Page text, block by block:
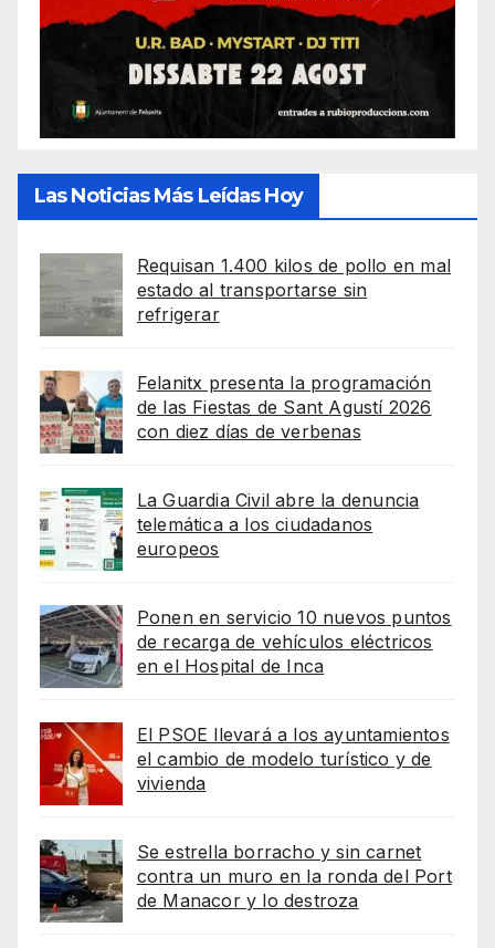
Las Noticias Más Leídas Hoy
Requisan 1.400 kilos de pollo en mal
estado al transportarse sin
refrigerar
Felanitx presenta la programación
de las Fiestas de Sant Agustí 2026
con diez días de verbenas
La Guardia Civil abre la denuncia
telemática a los ciudadanos
europeos
Ponen en servicio 10 nuevos puntos
de recarga de vehículos eléctricos
en el Hospital de Inca
El PSOE llevará a los ayuntamientos
el cambio de modelo turístico y de
vivienda
Se estrella borracho y sin carnet
contra un muro en la ronda del Port
de Manacor y lo destroza